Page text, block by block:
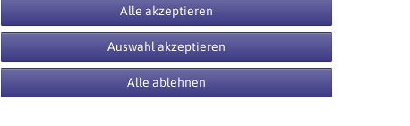
Bestellung widerrufenAlle akzeptieren
Auswahl akzeptieren
Alle ablehnen